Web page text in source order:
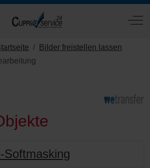
Off-
Bilder freistellen lassen
Softmasking